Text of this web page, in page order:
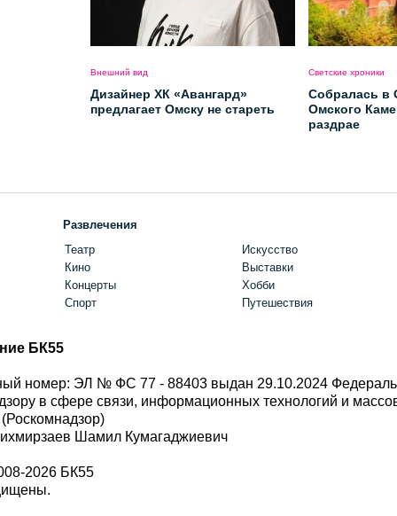
Внешний вид
Дизайнер ХК «Авангард»
предлагает Омску не стареть
Светские хроники
Собралась в
Омского
раздрае
Развлечения
Театр
Кино
Концерты
Спорт
Искусство
Выставки
Хобби
Путешествия
БК55
номер: ЭЛ № ФС 77 - 88403 выдан 29.10.2024
в сфере связи, информационных технологий и
Шамил Кумагаджиевич
2026 БК55